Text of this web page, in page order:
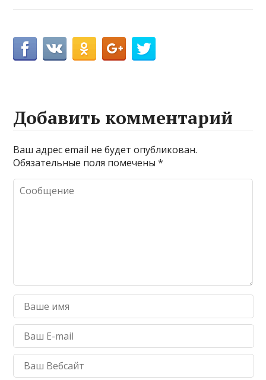
Добавить комментарий
Ваш адрес email не будет опубликован.
Обязательные поля помечены*